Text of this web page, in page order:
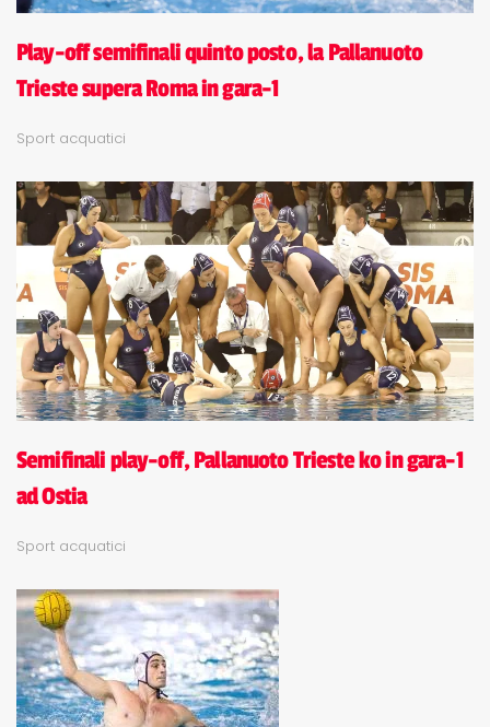
Play-off semifinali quinto posto, la Pallanuoto
Trieste supera Roma in gara-1
Sport acquatici
Semifinali play-off, Pallanuoto Trieste ko in gara-1
ad Ostia
Sport acquatici